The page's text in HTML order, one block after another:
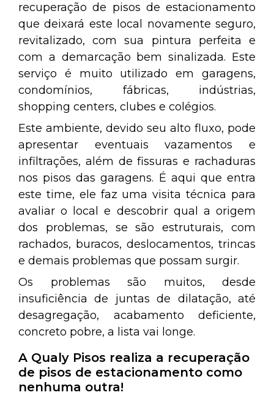
recuperação de pisos de estacionamento
que deixará este local novamente seguro,
revitalizado, com sua pintura perfeita e
com a demarcação bem sinalizada. Este
serviço é muito utilizado em garagens,
condomínios, fábricas, indústrias,
shopping centers, clubes e colégios.
Este ambiente, devido seu alto fluxo, pode
apresentar eventuais vazamentos e
infiltrações, além de fissuras e rachaduras
nos pisos das garagens. É aqui que entra
este time, ele faz uma visita técnica para
avaliar o local e descobrir qual a origem
dos problemas, se são estruturais, com
rachados, buracos, deslocamentos, trincas
e demais problemas que possam surgir.
Os problemas são muitos, desde
insuficiência de juntas de dilatação, até
desagregação, acabamento deficiente,
concreto pobre, a lista vai longe.
A Qualy Pisos realiza a recuperação
de pisos de estacionamento como
nenhuma outra!